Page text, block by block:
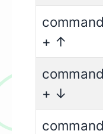
command
+ ↑
command
+ ↓
command